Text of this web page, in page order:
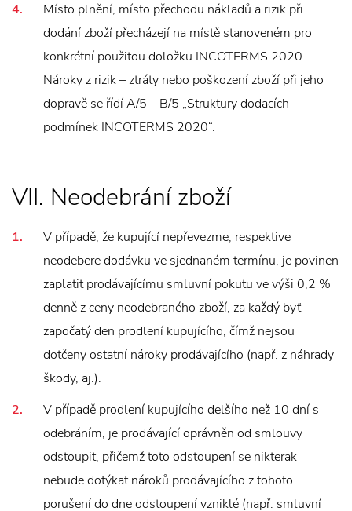
Místo plnění, místo přechodu nákladů a rizik při
dodání zboží přecházejí na místě stanoveném pro
konkrétní použitou doložku INCOTERMS 2020.
Nároky z rizik – ztráty nebo poškození zboží při jeho
dopravě se řídí A/5 – B/5 „Struktury dodacích
podmínek INCOTERMS 2020“.
VII. Neodebrání zboží
V případě, že kupující nepřevezme, respektive
neodebere dodávku ve sjednaném termínu, je povinen
zaplatit prodávajícímu smluvní pokutu ve výši 0,2 %
denně z ceny neodebraného zboží, za každý byť
započatý den prodlení kupujícího, čímž nejsou
dotčeny ostatní nároky prodávajícího (např. z náhrady
škody, aj.).
V případě prodlení kupujícího delšího než 10 dní s
odebráním, je prodávající oprávněn od smlouvy
odstoupit, přičemž toto odstoupení se nikterak
nebude dotýkat nároků prodávajícího z tohoto
porušení do dne odstoupení vzniklé (např. smluvní